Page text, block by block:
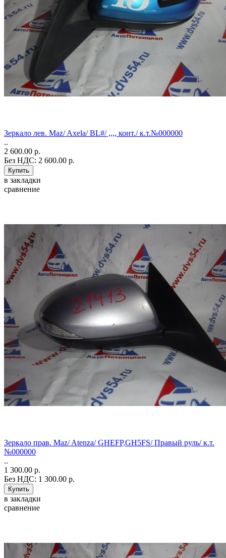
Зеркало лев. Maz/ Axela/ BL#/ ,,,, конт./ к.т.№000000
..
2 600.00 р.
Без НДС: 2 600.00 р.
в закладки
сравнение
Зеркало прав. Maz/ Atenza/ GHEFP,GH5FS/ Правый руль/ к.т.
№000000
..
1 300.00 р.
Без НДС: 1 300.00 р.
в закладки
сравнение